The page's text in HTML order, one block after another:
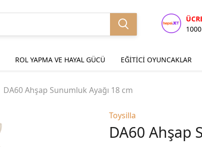
ROL YAPMA VE HAYAL GÜCÜ EĞİTİCİ OYUNCAKLAR
DA60 Ahşap Sunumluk Ayağı 18 cm
Toysilla
DA60 Ahşap